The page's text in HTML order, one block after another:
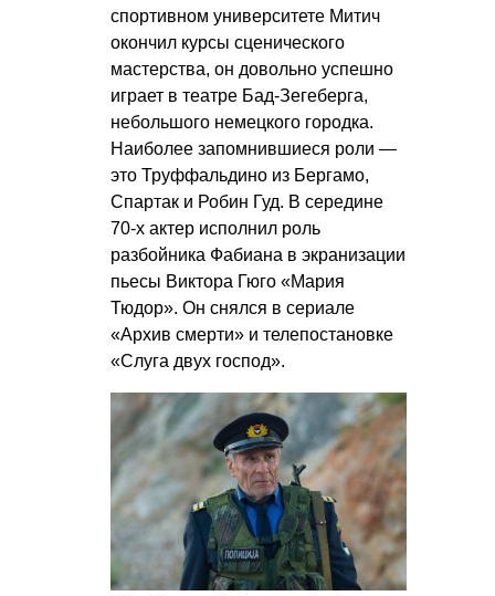
спортивном университете Митич
окончил курсы сценического
мастерства, он довольно успешно
играет в театре Бад-Зегеберга,
небольшого немецкого городка.
Наиболее запомнившиеся роли —
это Труффальдино из Бергамо,
Спартак и Робин Гуд. В середине
70-х актер исполнил роль
разбойника Фабиана в экранизации
пьесы Виктора Гюго «Мария
Тюдор». Он снялся в сериале
«Архив смерти» и телепостановке
«Слуга двух господ».